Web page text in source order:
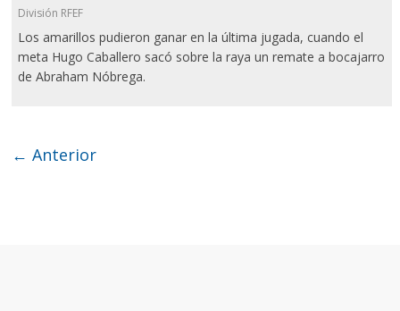
División RFEF
Los amarillos pudieron ganar en la última jugada, cuando el
meta Hugo Caballero sacó sobre la raya un remate a bocajarro
de Abraham Nóbrega.
← Anterior